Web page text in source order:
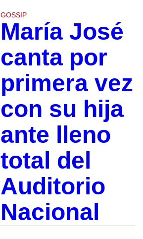
GOSSIP
María José
canta por
primera vez
con su hija
ante lleno
total del
Auditorio
Nacional